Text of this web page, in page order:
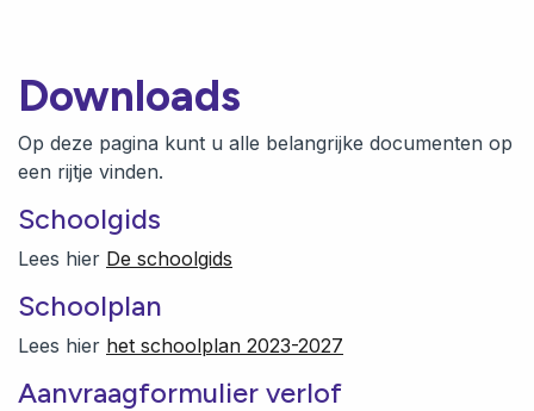
Downloads
Op deze pagina kunt u alle belangrijke documenten op
een rijtje vinden.
Schoolgids
Lees hier De schoolgids
Schoolplan
Lees hier het schoolplan 2023-2027
Aanvraagformulier verlof